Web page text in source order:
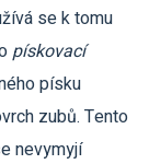
se k tomu
pískovací
písku
zubů. Tento
nevymyjí